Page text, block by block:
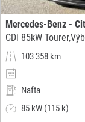
Mercedes-Benz -
CDi 85kW
103 358 km
Nafta
85 kW (115 k)